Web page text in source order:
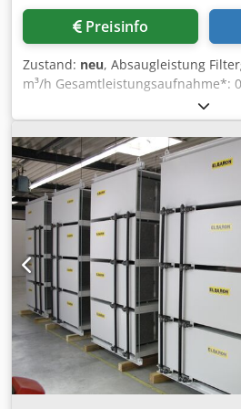
serienmäßig digitalisiert und
Laptop ansteuerbar. Die
Anwendungsfall in Größe und
ELBARON®-Geräte überzeugen
und absolute Funktionssicherheit.
elektrostatischen Filterzellen sind
unter wirtschaftlichen Aspekten
Filterwirkungsgrade, Standzeiten
Betrieb erreicht werden.
Preisinfo
Zustand: neu, Absaugleistung
m³/h Gesamtleistungsaufnahme*:
Betriebsspannung: 230 V, 50/60 Hz,
Geräuschpegel*: 52 db(A) Crsdpfx
L/B/H in mm: L 329 / B 374 /H 510
25 kg Hersteller: ISI
Filterbestückung Sonderspannung
Anfrage Der Einsatzfall:
Rauch, für kleine bis sehr große
Ölnebelabscheider Ihre Vorteile der
18 Gerätevarianten lieferbar -
TRONIC serienmäßig (digitalisierte
Elektronisch geregelter EC-
Drehzahl und Luftleistung regelbar
oder Duplex (zweistufig) lieferbar -
Luftleistungen lieferbar - An
Luftleistungsbedarf anpassbar -
Aufbau- und Anschlusszubehör -